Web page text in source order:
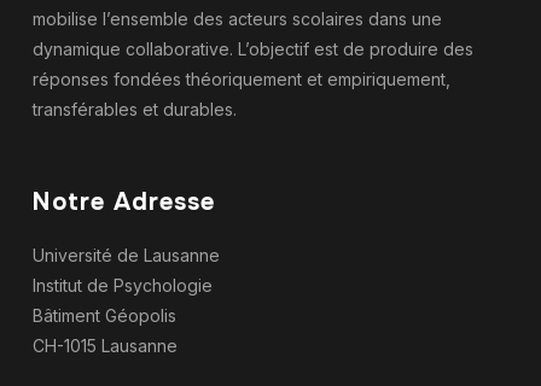
mobilise l’ensemble des acteurs scolaires dans une
dynamique collaborative. L’objectif est de produire des
réponses fondées théoriquement et empiriquement,
transférables et durables.
Notre Adresse
Université de Lausanne
Institut de Psychologie
Bâtiment Géopolis
CH-1015 Lausanne